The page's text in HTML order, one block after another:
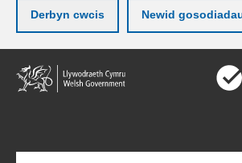
Derbyn cwcis Newid
Neidio
i'r
prif